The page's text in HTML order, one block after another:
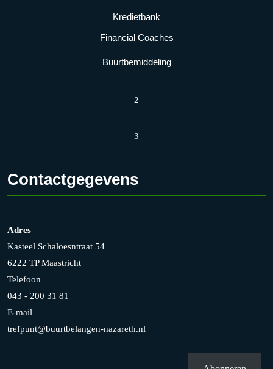
Kredietbank
Financial Coaches
Buurtbemiddeling
2
3
Contactgegevens
Adres
Kasteel Schaloesntraat 54
6222 TP Maastricht
Telefoon
043 - 200 31 81
E-mail
trefpunt@buurtbelangen-nazareth.nl